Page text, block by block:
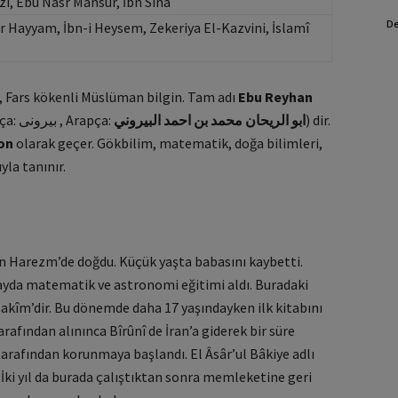
Hayyam, İbn-i Heysem, Zekeriya El-Kazvini, İslamî
Fars kökenli Müslüman bilgin. Tam adı Ebu Reyhan
(Farsça: بیرونی , Arapça: ابو الريحان محمد بن احمد البيروني ) dir.
olarak geçer. Gökbilim, matematik, doğa bilimleri,
tanınır.
doğdu. Küçük yaşta babasını kaybetti.
matematik ve astronomi eğitimi aldı. Buradaki
Bu dönemde daha 17 yaşındayken ilk kitabını
alınınca Bîrûnî de İran’a giderek bir süre
korunmaya başlandı. El Âsâr’ul Bâkiye adlı
yıl da burada çalıştıktan sonra memleketine geri